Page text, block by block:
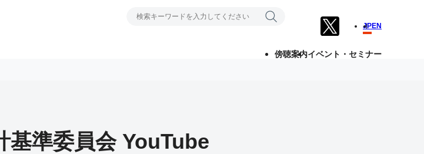
傍聴案内イベント・セミナー
JPEN
基準委員会 YouTube